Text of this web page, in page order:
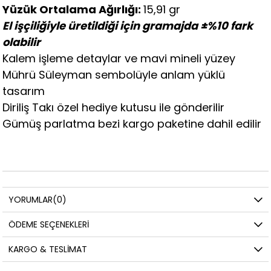
Yüzük Ortalama Ağırlığı:15,91 gr
El işçiliğiyle üretildiği için gramajda ±%10 fark
olabilir
Kalem işleme detaylar ve mavi mineli yüzey
Mührü Süleyman sembolüyle anlam yüklü
tasarım
Diriliş Takı özel hediye kutusu ile gönderilir
Gümüş parlatma bezi kargo paketine dahil edilir
YORUMLAR(0)
ÖDEME SEÇENEKLERI
KARGO & TESLIMAT